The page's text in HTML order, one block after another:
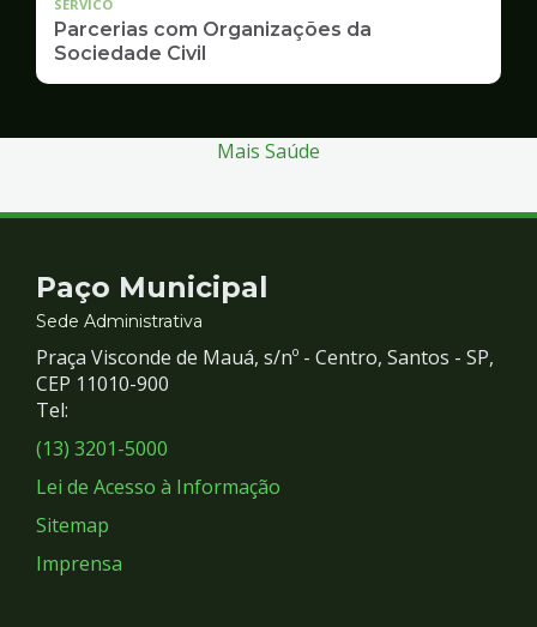
SERVICO
Parcerias com Organizações da
Sociedade Civil
Mais Saúde
Contato
e
Redes
Sociais
Paço Municipal
Sede Administrativa
Praça Visconde de Mauá, s/nº - Centro, Santos - SP,
CEP 11010-900
Tel:
(13) 3201-5000
Lei de Acesso à Informação
Sitemap
Imprensa